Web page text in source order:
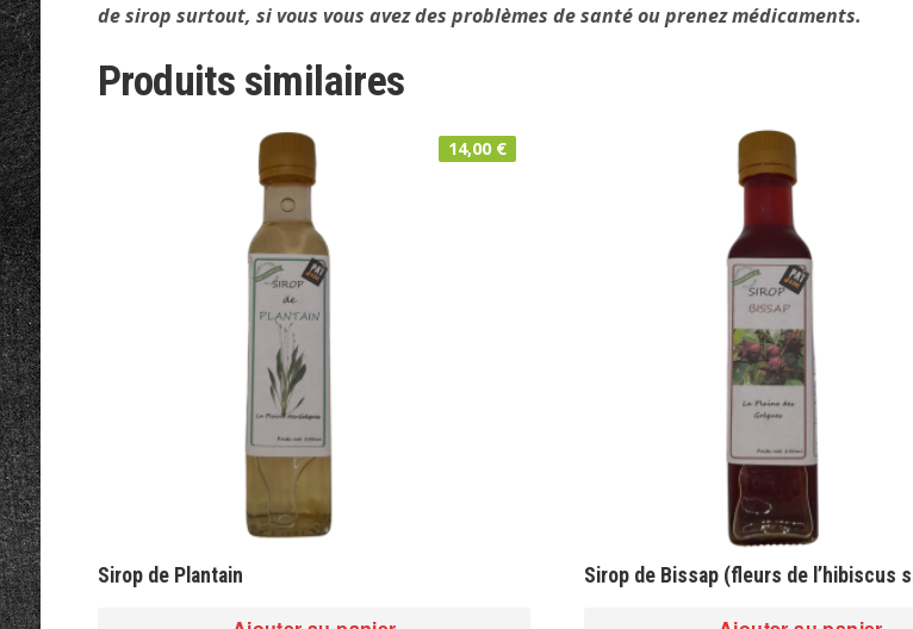
de sirop surtout, si vous vous avez des problèmes de santé ou prenez médicaments.
Produits similaires
Sirop de Plantain
14,00 €
Sirop de Bissap (fleurs de l’hibiscus